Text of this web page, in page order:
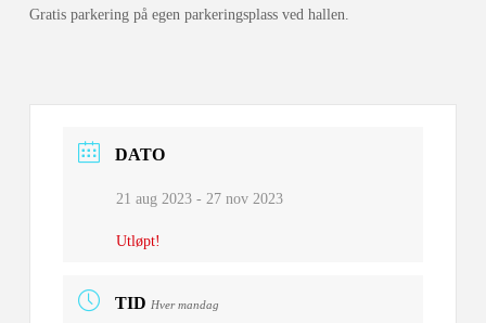
Gratis parkering på egen parkeringsplass ved hallen.
DATO
21 aug 2023- 27 nov 2023
Utløpt!
TID Hver mandag